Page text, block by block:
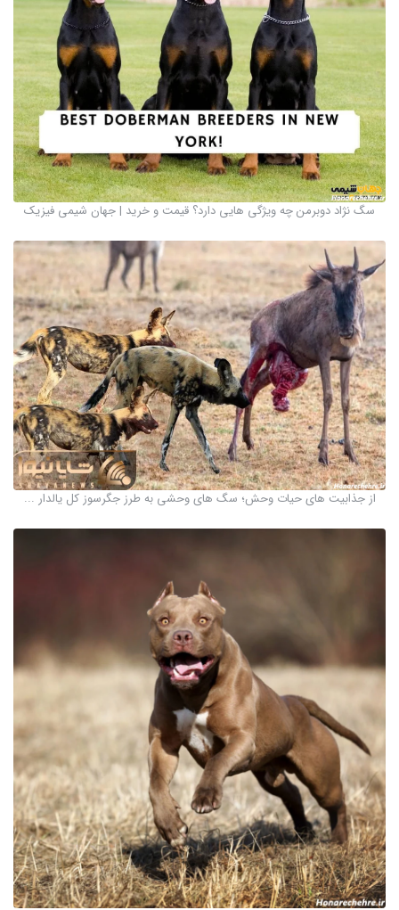
سگ نژاد دوبرمن چه ویژگی هایی دارد؟ قیمت و خرید | جهان شیمی فیزیک
از جذابیت های حیات وحش؛ سگ های وحشی به طرز جگرسوز کل یالدار ...